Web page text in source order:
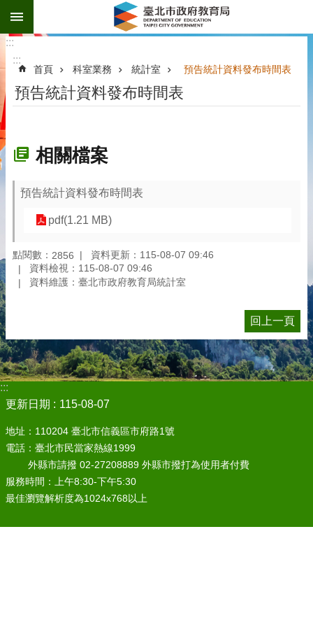
跳到主要內容區塊
:::
:::
首頁 科室業務 統計室 預告統計資料發布時間表
預告統計資料發布時間表
相關檔案
預告統計資料發布時間表
pdf(1.21 MB)
點閱數： 2856
資料更新：115-08-07 09:46
資料檢視：115-08-07 09:46
資料維護：臺北市政府教育局統計室
回上一頁
:::
更新日期
115-08-07
地址：110204 臺北市信義區市府路1號
電話：臺北市民當家熱線1999
外縣市請撥 02-27208889 外縣市撥打為使用者付費
服務時間：上午8:30-下午5:30
最佳瀏覽解析度為1024x768以上